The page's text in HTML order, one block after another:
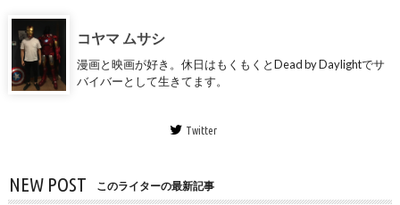
コヤマ ムサシ
漫画と映画が好き。休日はもくもくとDead by Daylightでサ
バイバーとして生きてます。
Twitter
NEW POST このライターの最新記事